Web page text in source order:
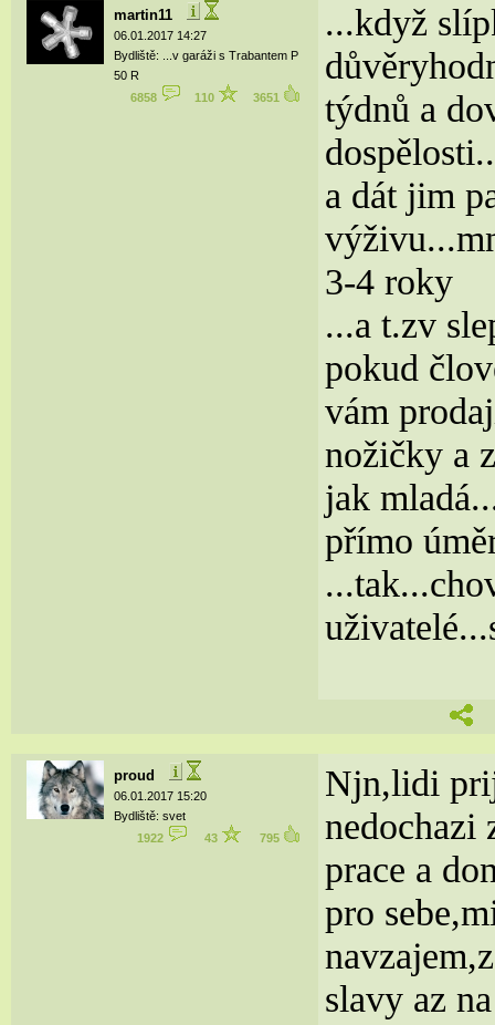
martin11
06.01.2017 14:27
Bydliště: ...v garáži s Trabantem P
50 R
6858
110 3651
...když
týdnů a
a dát jim
3-4 roky
...a t.zv
pokud
vám
nožičky a
jak
přímo
proud
06.01.2017 15:20
Bydliště: svet
1922
43 795
Njn,lidi
nedochazi
prace a
pro
slavy az